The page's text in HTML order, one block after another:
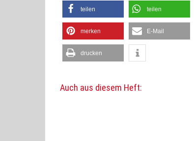
teilen teilen
merken E-Mail
drucken
Auch aus diesem Heft: